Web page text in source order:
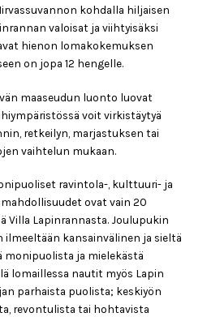
kohdalla hiljaisen
valoisat ja viihtyisäksi
hienon lomakokemuksen
on jopa 12 hengelle.
maaseudun luonto luovat
voit virkistäytyä
retkeilyn, marjastuksen tai
vaihtelun mukaan.
ravintola-, kulttuuri- ja
ovat vain 20
Villa Lapinrannasta. Joulupukin
kansainvälinen ja sieltä
monipuolista ja mielekästä
lomaillessa nautit myös Lapin
parhaista puolista; keskiyön
revontulista tai hohtavista